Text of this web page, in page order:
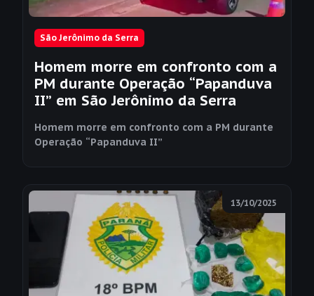
São Jerônimo da Serra
Homem morre em confronto com a
PM durante Operação “Papanduva
II” em São Jerônimo da Serra
Homem morre em confronto com a PM durante
Operação “Papanduva II”
13/10/2025